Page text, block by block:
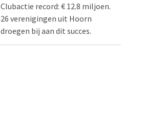
Clubactie record: € 12.8 miljoen.
26 verenigingen uit Hoorn
droegen bij aan dit succes.